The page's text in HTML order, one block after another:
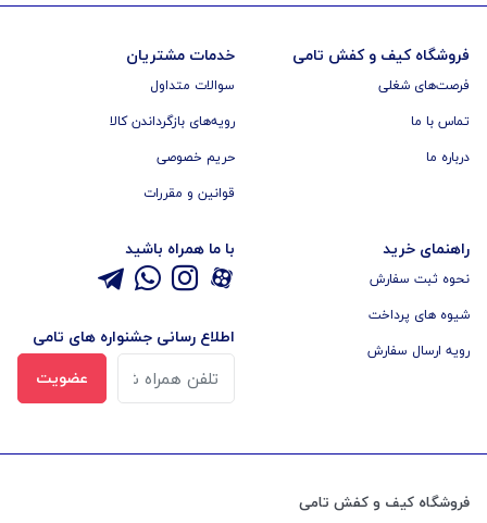
فروشگاه کیف و کفش تامی
فرصت‌های شغلی
تماس با ما
درباره ما
خدمات مشتریان
سوالات متداول
رویه‌های بازگرداندن کالا
حریم خصوصی
قوانین و مقررات
راهنمای خرید
نحوه ثبت سفارش
شیوه های پرداخت
رویه ارسال سفارش
با ما همراه باشید
اطلاع رسانی جشنواره های تامی
عضویت
فروشگاه کیف و کفش تامی